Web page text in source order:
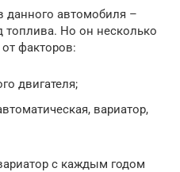
данного автомобиля –
топлива. Но он несколько
факторов:
двигателя;
вариатор,
с каждым годом